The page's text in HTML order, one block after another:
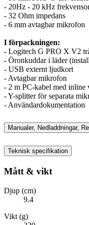
- 20Hz - 20 kHz
- 32 Ohm impedans
- 6 mm avtagbar mikrofon
I förpackningen:
- Logitech G PRO X V2
- Öronkuddar i läder
- USB externt ljudkort
- Avtagbar mikrofon
- 2 m PC-kabel med inline
- Y-splitter för separata
- Användardokumentation
Manualer, Nedladdningar,
Teknisk specifikation
Mått & vikt
Djup (cm)
9.4
Vikt (g)